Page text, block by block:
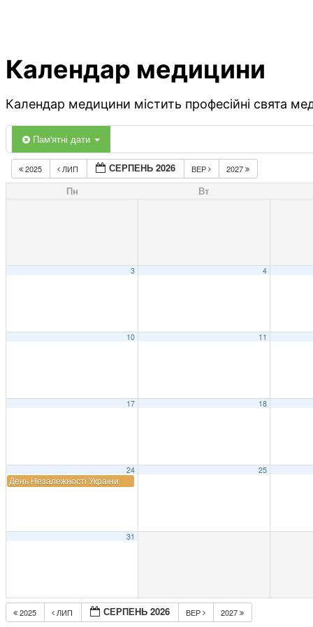
Календар медицини
Календар медицини містить професійні свята
Пам'ятні дати
2025 ЛИП СЕРПЕНЬ 2026 ВЕР 2027
Пн Вт
3 4
10 11
17 18
24
День Незалежності України
25
31
2025 ЛИП СЕРПЕНЬ 2026 ВЕР 2027